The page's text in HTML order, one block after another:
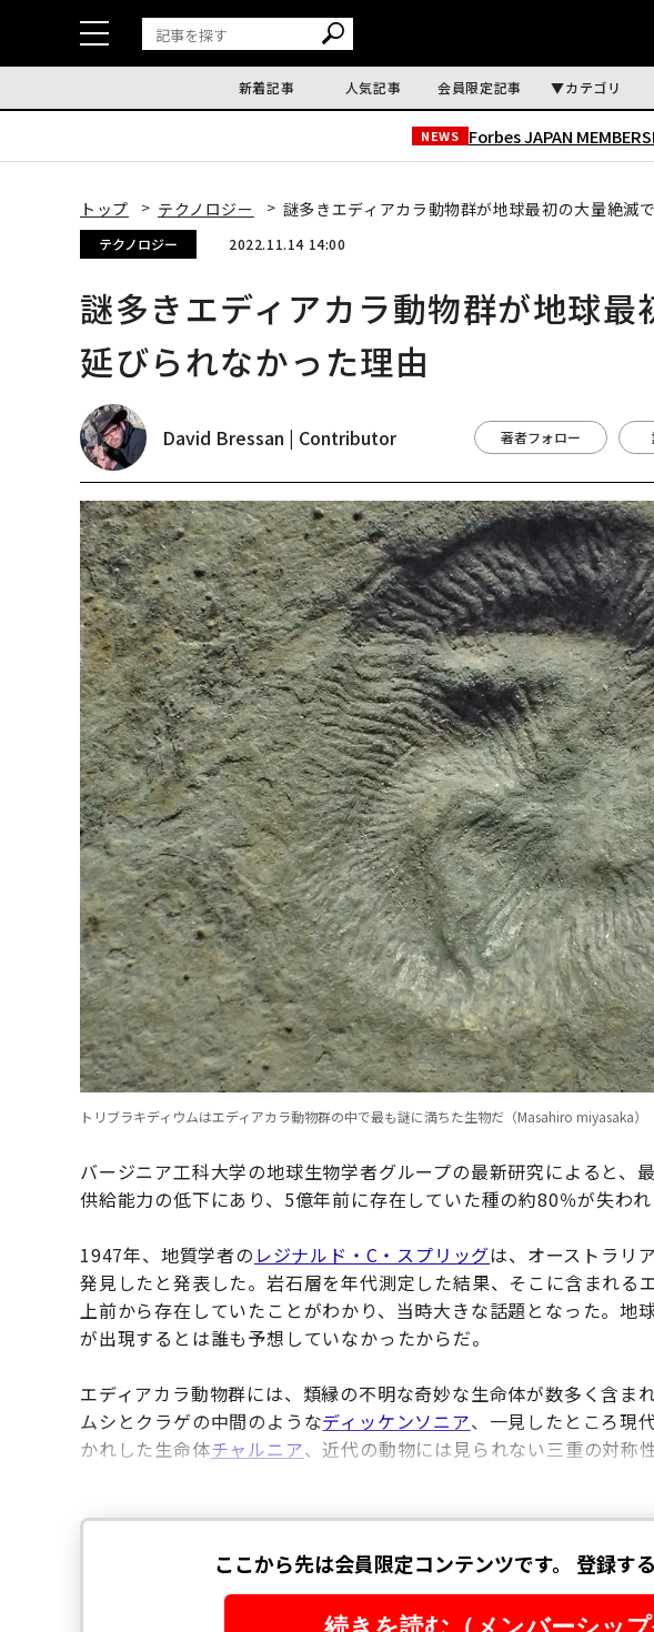
新着記事 人気記事 会員限定記事 カテゴリ
NEWS Forbes JAPAN
トップ テクノロジー 謎多きエディアカラ動物群が地球最初の大量絶滅
テクノロジー 2022.11.14 14:00
謎多きエディアカラ動物群が地球最
延びられなかった理由
David Bressan | Contributor 著者フォロー
トリブラキディウムはエディアカラ動物群の中で最も謎に満ちた生物だ（Masahiro miyasaka）
バージニア工科大学の地球生物学者グループの最新研究によると、
供給能力の低下にあり、5億年前に存在していた種の約80％が失われ
1947年、地質学者の レジナルド・C・スプリッグは、オーストラリ
発見したと発表した。岩石層を年代測定した結果、そこに含まれる
上前から存在していたことがわかり、当時大きな話題となった。地
が出現するとは誰も予想していなかったからだ。
エディアカラ動物群には、類縁の不明な奇妙な生命体が数多く含ま
ムシとクラゲの中間のようなディッケンソニア、一見したところ現
かれした生命体チャルニア、近代の動物には見られない三重の対称